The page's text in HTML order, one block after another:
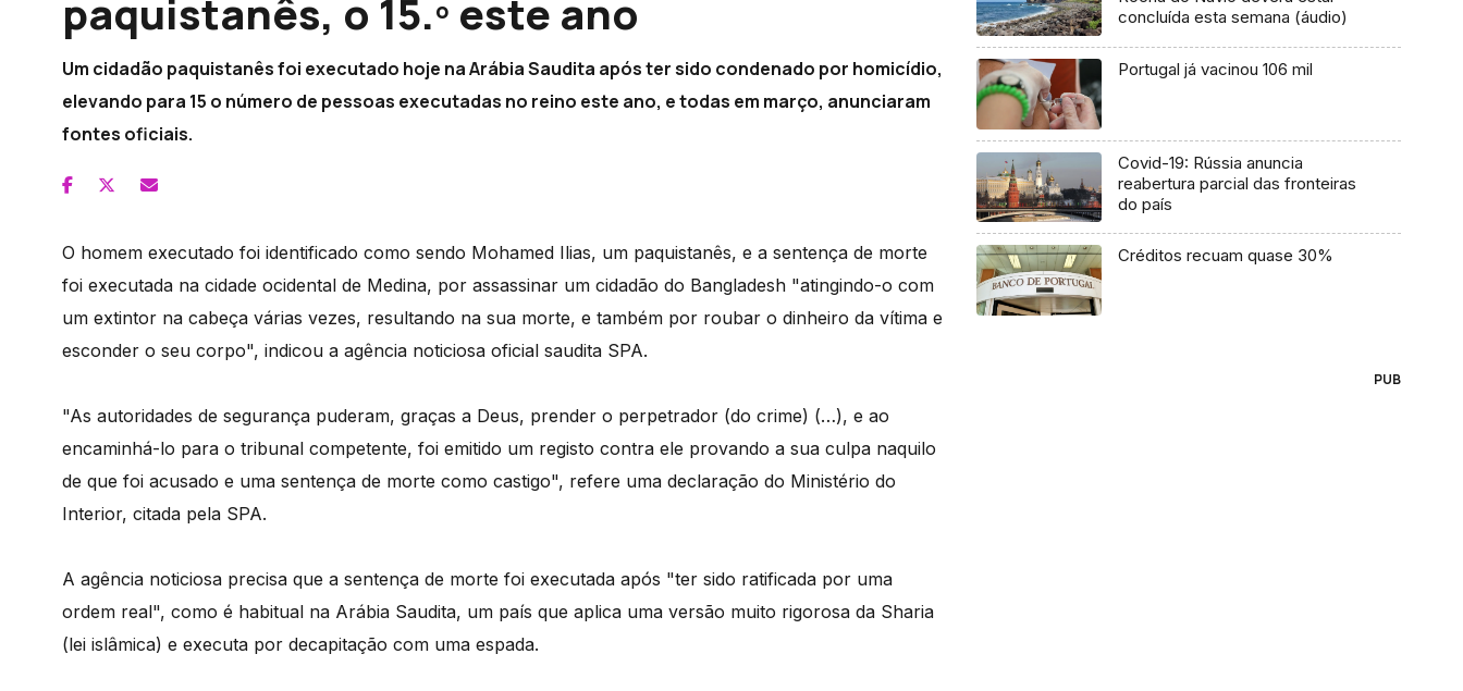
paquistanês, o 15.º este ano
Um cidadão paquistanês foi executado hoje na Arábia Saudita após ter sido condenado por homicídio,
elevando para 15 o número de pessoas executadas no reino este ano, e todas em março, anunciaram
fontes oficiais.
O homem executado foi identificado como sendo Mohamed Ilias, um paquistanês, e a sentença de morte
foi executada na cidade ocidental de Medina, por assassinar um cidadão do Bangladesh "atingindo-o com
um extintor na cabeça várias vezes, resultando na sua morte, e também por roubar o dinheiro da vítima e
esconder o seu corpo", indicou a agência noticiosa oficial saudita SPA.
"As autoridades de segurança puderam, graças a Deus, prender o perpetrador (do crime) (…), e ao
encaminhá-lo para o tribunal competente, foi emitido um registo contra ele provando a sua culpa naquilo
de que foi acusado e uma sentença de morte como castigo", refere uma declaração do Ministério do
Interior, citada pela SPA.
A agência noticiosa precisa que a sentença de morte foi executada após "ter sido ratificada por uma
ordem real", como é habitual na Arábia Saudita, um país que aplica uma versão muito rigorosa da Sharia
(lei islâmica) e executa por decapitação com uma espada.
concluída esta semana (áudio)
Portugal já vacinou 106 mil
Covid-19: Rússia anuncia
reabertura parcial das fronteiras
do país
Créditos recuam quase 30%
PUB